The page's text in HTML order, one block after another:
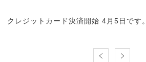
クレジットカード決済開始 4月5日です。